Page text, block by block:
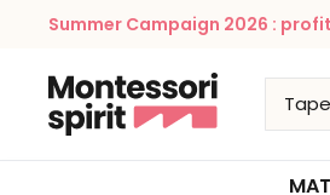
Passer
contenu
Summer Campaign 2026 :
Montessori
Spirit